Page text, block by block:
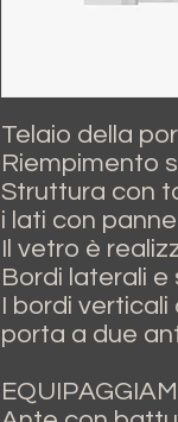
Telaio della
Riempimento
Struttura con
i lati con
Il vetro è
Bordi laterali e
I bordi
porta a due